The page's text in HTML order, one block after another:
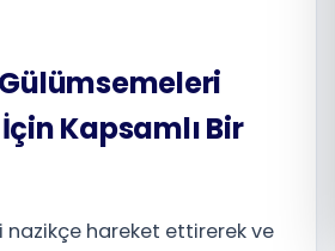
Română
Kapsamlı Bir
hareket ettirerek ve